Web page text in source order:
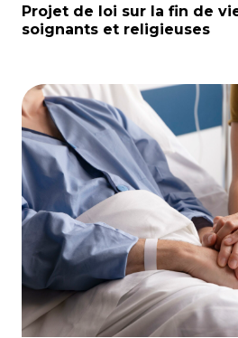
Projet de loi sur la fin de
soignants et religieuses